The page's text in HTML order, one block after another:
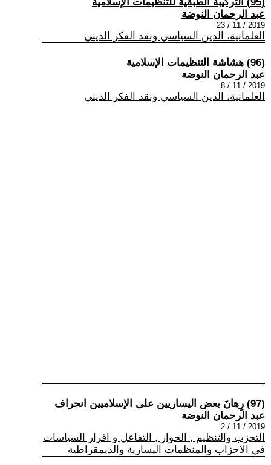
عبد الرحمان النوضة
2019 / 11 / 23
العلمانية، الدين السياسي ونقد الفكر الديني
(96) هشاشة التنظيمات الإسلامية
عبد الرحمان النوضة
2019 / 11 / 8
العلمانية، الدين السياسي ونقد الفكر الديني
(97) رِهانَ بعض اليساريين على الإسلاميين انحراف
عبد الرحمان النوضة
2019 / 11 / 2
التحزب والتنظيم , الحوار , التفاعل و اقرار السياسات
في الاحزاب والمنظمات اليسارية والديمقراطية